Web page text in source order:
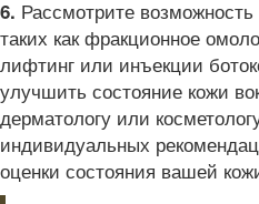
6. Рассмотрите
таких как фракционное
лифтинг или инъекции
улучшить состояние кожи
дерматологу или
индивидуальных
оценки состояния вашей